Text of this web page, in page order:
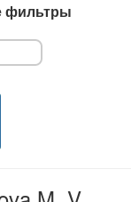
фильтры